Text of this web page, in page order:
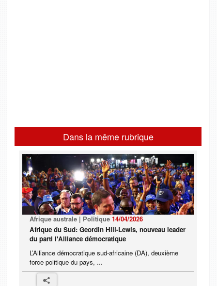
Dans la même rubrique
Afrique australe | Politique 14/04/2026
Afrique du Sud: Geordin Hill-Lewis, nouveau leader
du parti l'Alliance démocratique
L’Alliance démocratique sud-africaine (DA), deuxième
force politique du pays, ...